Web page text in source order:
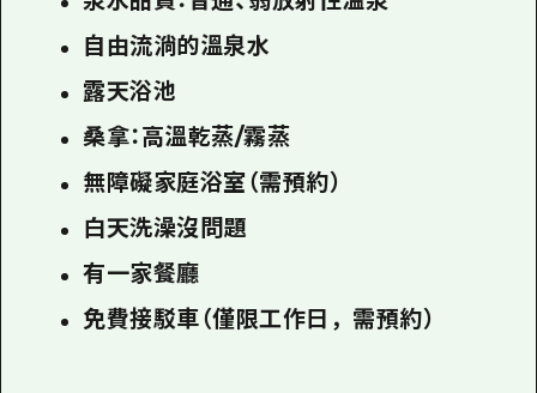
自由流淌的溫泉水
露天浴池
桑拿：高溫乾蒸/霧蒸
無障礙家庭浴室（需預約）
白天洗澡沒問題
有一家餐廳
免費接駁車（僅限工作日，需預約）